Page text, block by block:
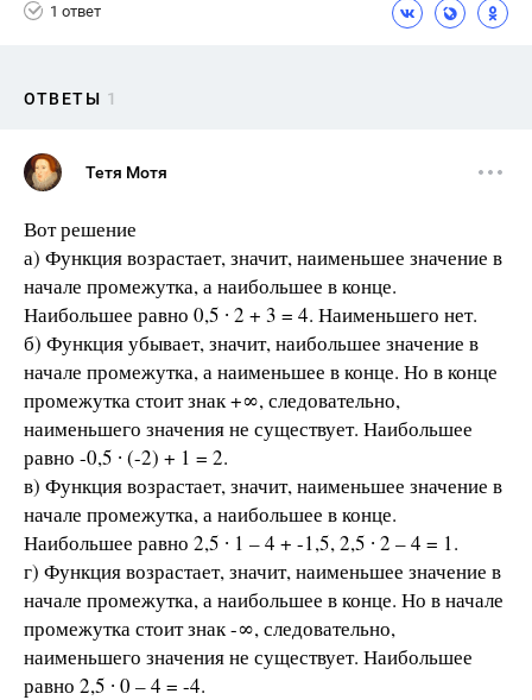
1 ответ
ОТВЕТЫ 1
Тетя Мотя
Вот решение
а) Функция возрастает, значит, наименьшее значение в
начале промежутка, а наибольшее в конце.
Наибольшее равно 0,5 ∙ 2 + 3 = 4. Наименьшего нет.
б) Функция убывает, значит, наибольшее значение в
начале промежутка, а наименьшее в конце. Но в конце
промежутка стоит знак +∞, следовательно,
наименьшего значения не существует. Наибольшее
равно -0,5 ∙ (-2) + 1 = 2.
в) Функция возрастает, значит, наименьшее значение в
начале промежутка, а наибольшее в конце.
Наибольшее равно 2,5 ∙ 1 – 4 + -1,5, 2,5 ∙ 2 – 4 = 1.
г) Функция возрастает, значит, наименьшее значение в
начале промежутка, а наибольшее в конце. Но в начале
промежутка стоит знак -∞, следовательно,
наименьшего значения не существует. Наибольшее
равно 2,5 ∙ 0 – 4 = -4.